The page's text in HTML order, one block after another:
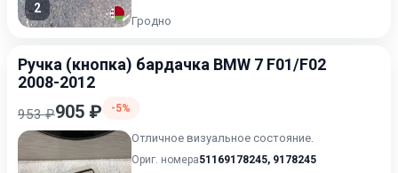
2
Гродно
Ручка (кнопка) бардачка BMW 7 F01/F02
2008-2012
953 ₽905 ₽ -5%
Отличное визуальное состояние.
Ориг. номера51169178245, 9178245